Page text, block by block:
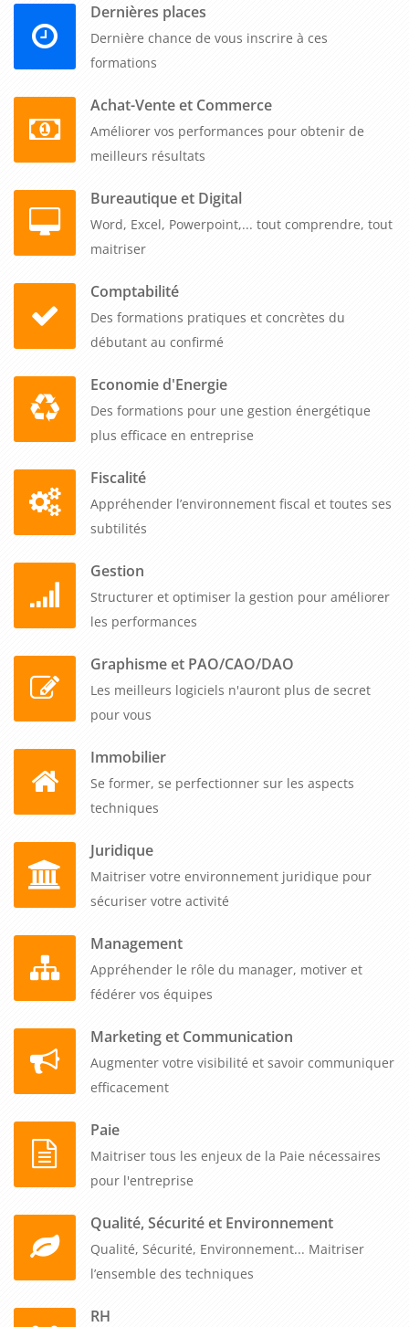
Dernières places
Dernière chance de vous inscrire à ces
formations
Achat-Vente et Commerce
Améliorer vos performances pour obtenir de
meilleurs résultats
Bureautique et Digital
Word, Excel, Powerpoint,... tout comprendre, tout
maitriser
Comptabilité
Des formations pratiques et concrètes du
débutant au confirmé
Economie d'Energie
Des formations pour une gestion énergétique
plus efficace en entreprise
Fiscalité
Appréhender l’environnement fiscal et toutes ses
subtilités
Gestion
Structurer et optimiser la gestion pour améliorer
les performances
Graphisme et PAO/CAO/DAO
Les meilleurs logiciels n'auront plus de secret
pour vous
Immobilier
Se former, se perfectionner sur les aspects
techniques
Juridique
Maitriser votre environnement juridique pour
sécuriser votre activité
Management
Appréhender le rôle du manager, motiver et
fédérer vos équipes
Marketing et Communication
Augmenter votre visibilité et savoir communiquer
efficacement
Paie
Maitriser tous les enjeux de la Paie nécessaires
pour l'entreprise
Qualité, Sécurité et Environnement
Qualité, Sécurité, Environnement... Maitriser
l’ensemble des techniques
RH